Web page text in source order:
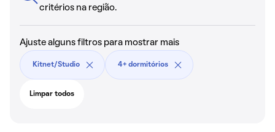
critérios na região.
Ajuste alguns filtros para mostrar mais
Kitnet/Studio 4+ dormitórios
Limpar todos